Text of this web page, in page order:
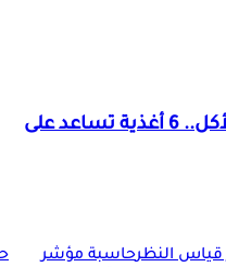
علاج تضخم البروستاتا بالأكل.. 6 أغذية تساعد على
قياس النظرحاسبة مؤشر